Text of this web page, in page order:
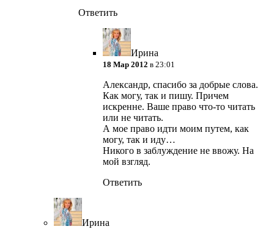
Ответить
Ирина
18 Мар 2012 в 23:01
Александр, спасибо за добрые слова.
Как могу, так и пишу. Причем
искренне. Ваше право что-то читать
или не читать.
А мое право идти моим путем, как
могу, так и иду…
Никого в заблуждение не ввожу. На
мой взгляд.
Ответить
Ирина